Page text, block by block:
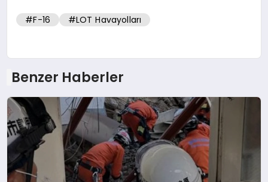
#F-16 #LOT Havayolları
Benzer Haberler